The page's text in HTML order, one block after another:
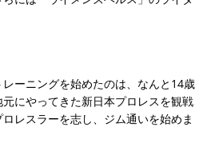
ーニングを始めたのは、なんと14歳
にやってきた新日本プロレスを観戦
レスラーを志し、ジム通いを始めま